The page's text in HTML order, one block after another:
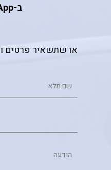
ב-WhatsApp
או שתשאיר פרטים